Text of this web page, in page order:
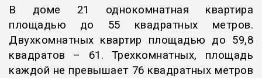
В доме 21 однокомнатная квартира
площадью до 55 квадратных метров.
Двухкомнатных квартир площадью до 59,8
квадратов – 61. Трехкомнатных, площадь
каждой не превышает 76 квадратных метров